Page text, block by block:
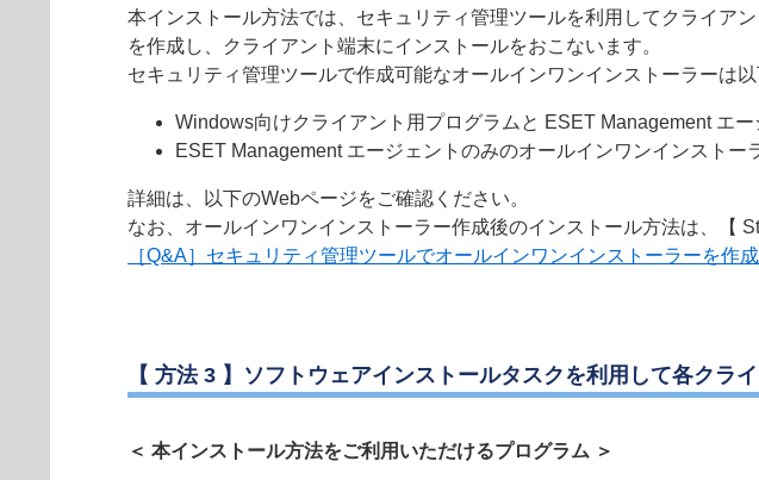
本インストール方法では、セキュリティ管理ツールを利用してクライア
を作成し、クライアント端末にインストールをおこないます。
セキュリティ管理ツールで作成可能なオールインワンインストーラーは以
Windows向けクライアント用プログラムと ESET Management エ
ESET Management エージェントのみのオールインワンインストー
詳細は、以下のWebページをご確認ください。
なお、オールインワンインストーラー作成後のインストール方法は、【
［Q&A］セキュリティ管理ツールでオールインワンインストーラーを作
【 方法 3 】ソフトウェアインストールタスクを利用して各クラ
＜ 本インストール方法をご利用いただけるプログラム ＞